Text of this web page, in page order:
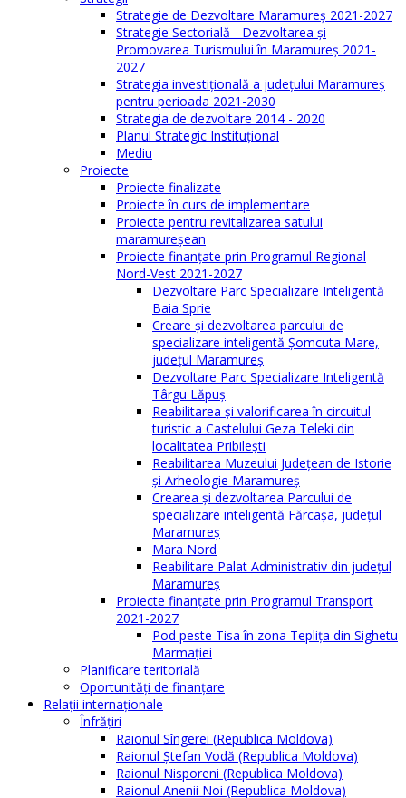
Strategie de Dezvoltare Maramureș 2021-2027
Strategie Sectorială - Dezvoltarea și
Promovarea Turismului în Maramureș 2021-
2027
Strategia investiţională a județului Maramureș
pentru perioada 2021-2030
Strategia de dezvoltare 2014 - 2020
Planul Strategic Instituţional
Mediu
Proiecte
Proiecte finalizate
Proiecte în curs de implementare
Proiecte pentru revitalizarea satului
maramureşean
Proiecte finanțate prin Programul Regional
Nord-Vest 2021-2027
Dezvoltare Parc Specializare Inteligentă
Baia Sprie
Creare și dezvoltarea parcului de
specializare inteligentă Șomcuta Mare,
județul Maramureș
Dezvoltare Parc Specializare Inteligentă
Târgu Lăpuș
Reabilitarea și valorificarea în circuitul
turistic a Castelului Geza Teleki din
localitatea Pribilești
Reabilitarea Muzeului Județean de Istorie
și Arheologie Maramureș
Crearea și dezvoltarea Parcului de
specializare inteligentă Fărcașa, județul
Maramureș
Mara Nord
Reabilitare Palat Administrativ din județul
Maramureș
Proiecte finanțate prin Programul Transport
2021-2027
Pod peste Tisa în zona Teplița din Sighetu
Marmației
Planificare teritorială
Oportunităţi de finanţare
Relaţii internaţionale
Înfrăţiri
Raionul Sîngerei (Republica Moldova)
Raionul Ștefan Vodă (Republica Moldova)
Raionul Nisporeni (Republica Moldova)
Raionul Anenii Noi (Republica Moldova)